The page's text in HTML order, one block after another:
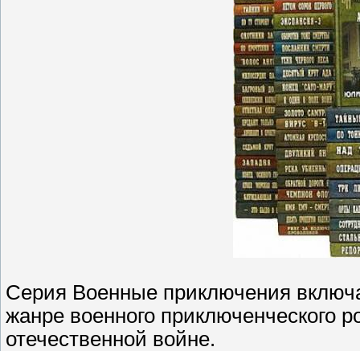
Серия Военные приключения
жанре военного приключенческого
отечественной войне.